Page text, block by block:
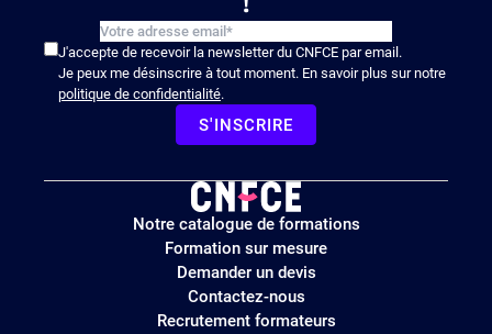
J'accepte de recevoir la newsletter du CNFCE par email.
Je peux me désinscrire à tout moment. En savoir plus sur notre
politique de confidentialité.
S'INSCRIRE
Logo
site
Notre catalogue de formations
Formation sur mesure
Demander un devis
Contactez-nous
Recrutement formateurs